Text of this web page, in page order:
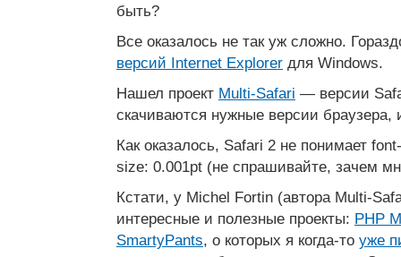
быть?
Все оказалось не так уж сложно.
версий Internet Explorer для Windows.
Нашел проект Multi-Safari — версии
скачиваются нужные версии браузера,
Как оказалось, Safari 2 не понимает
size: 0.001pt (не спрашивайте, зачем
Кстати, у Michel Fortin (автора Multi-
интересные и полезные проекты: PHP
SmartyPants, о которых я когда-то уже